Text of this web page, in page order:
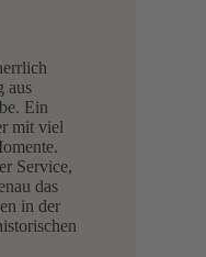
aus
Ein
mit viel
Service,
das
in der